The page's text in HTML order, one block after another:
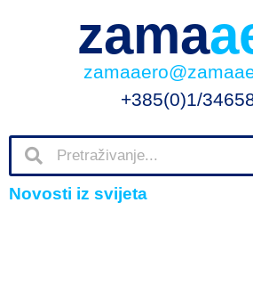
zama
+385(0)1/
Novosti iz svijeta